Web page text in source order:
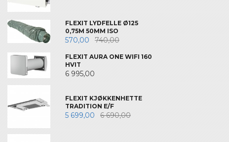
FLEXIT LYDFELLE Ø125
0,75M 50MM ISO
570,00 740,00
FLEXIT AURA ONE WIFI 160
HVIT
6 995,00
FLEXIT KJØKKENHETTE
TRADITION E/F
5 699,00 6 690,00